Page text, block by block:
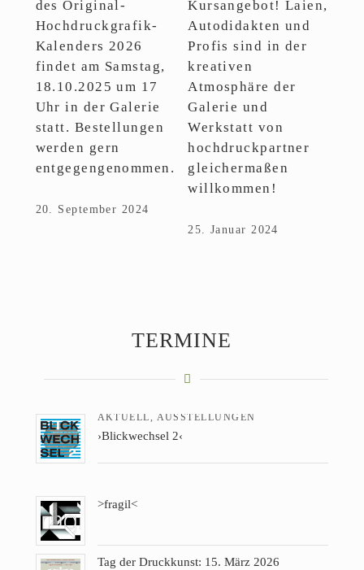
des Original-
Hochdruckgrafik-
Kalenders 2026
findet am Samstag,
18.10.2025 um 17
Uhr in der Galerie
statt. Bestellungen
werden gern
entgegengenommen.
20. September 2024
Kursangebot! Laien,
Autodidakten und
Profis sind in der
kreativen
Atmosphäre der
Galerie und
Werkstatt von
hochdruckpartner
gleichermaßen
willkommen!
25. Januar 2024
TERMINE
AKTUELL, AUSSTELLUNGEN
›Blickwechsel 2‹
>fragil<
Tag der Druckkunst: 15. März 2026